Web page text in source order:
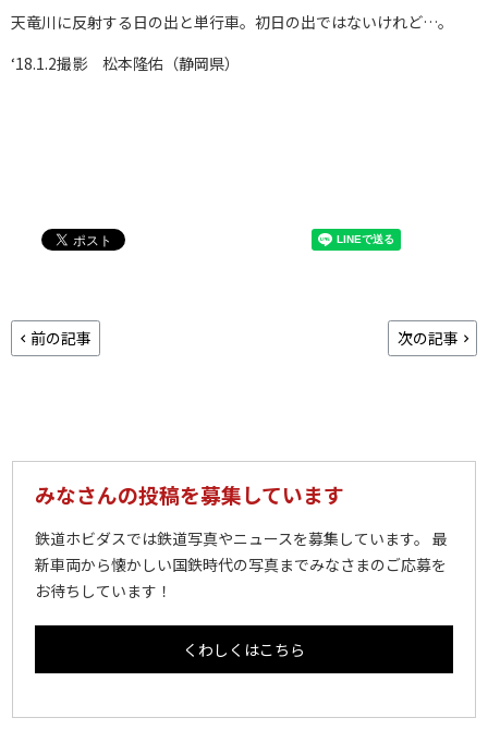
天竜川に反射する日の出と単行車。初日の出ではないけれど…。
‘18.1.2撮影 松本隆佑（静岡県）
前の記事 次の記事
みなさんの投稿を募集しています
鉄道ホビダスでは鉄道写真やニュースを募集しています。 最
新車両から懐かしい国鉄時代の写真までみなさまのご応募を
お待ちしています！
くわしくはこちら